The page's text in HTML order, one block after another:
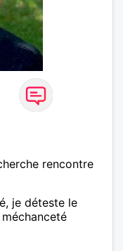
rencontre
je déteste le